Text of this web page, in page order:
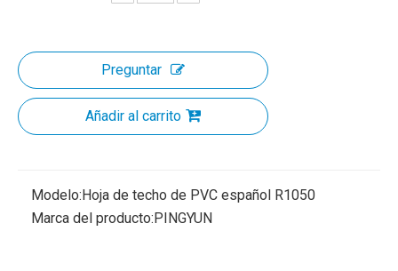
Preguntar
Añadir al carrito
Modelo:Hoja de techo de PVC español R1050
Marca del producto:PINGYUN